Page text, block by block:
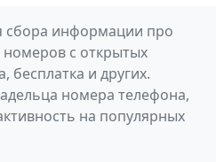
сбора информации про
с открытых
бесплатка и других.
номера телефона,
на популярных